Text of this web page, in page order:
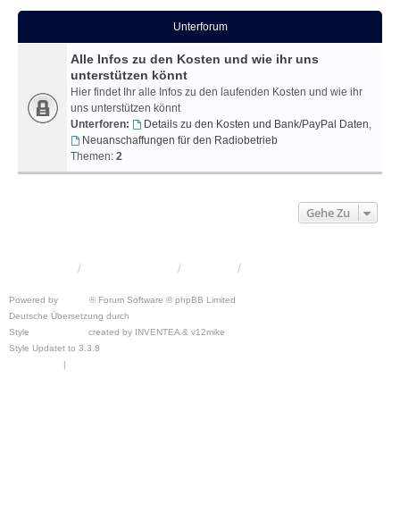
Unterforum
Alle Infos zu den Kosten und wie ihr uns
unterstützen könnt
Hier findet Ihr alle Infos zu den laufenden Kosten und wie ihr
uns unterstützen könnt
Unterforen:
Details zu den Kosten und Bank/PayPal Daten,
Neuanschaffungen für den Radiobetrieb
Themen: 2
Gehe Zu
Powered by
® Forum Software © phpBB Limited
Deutsche Übersetzung durch
Style
created by INVENTEA & v12mike
Style Updatet to 3.3.8
|